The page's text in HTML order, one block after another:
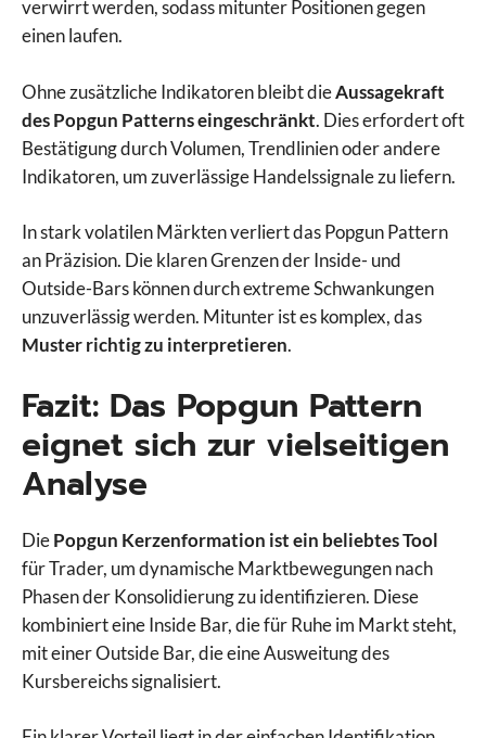
verwirrt werden, sodass mitunter Positionen gegen
einen laufen.
Ohne zusätzliche Indikatoren bleibt dieAussagekraft
des Popgun Patterns eingeschränkt. Dies erfordert oft
Bestätigung durch Volumen, Trendlinien oder andere
Indikatoren, um zuverlässige Handelssignale zu liefern.
In stark volatilen Märkten verliert das Popgun Pattern
an Präzision. Die klaren Grenzen der Inside- und
Outside-Bars können durch extreme Schwankungen
unzuverlässig werden. Mitunter ist es komplex, das
Muster richtig zu interpretieren.
Fazit: Das Popgun Pattern
eignet sich zur vielseitigen
Analyse
DiePopgun Kerzenformation ist ein beliebtes Tool
für Trader, um dynamische Marktbewegungen nach
Phasen der Konsolidierung zu identifizieren. Diese
kombiniert eine Inside Bar, die für Ruhe im Markt steht,
mit einer Outside Bar, die eine Ausweitung des
Kursbereichs signalisiert.